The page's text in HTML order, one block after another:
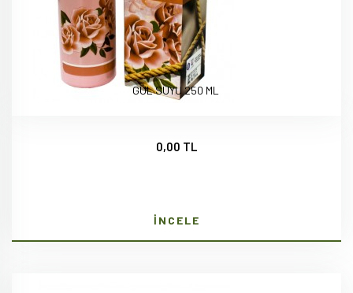
GÜL SUYU 250 ML
0,00 TL
İNCELE